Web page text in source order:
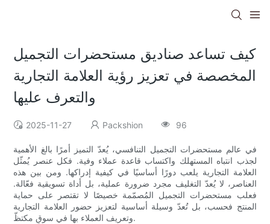
كيف تساعد صناديق مستحضرات التجميل
المخصصة في تعزيز رؤية العلامة التجارية
والتعرف عليها
2025-11-27 Packshion 96
في عالم مستحضرات التجميل التنافسي، يُعدّ التميز أمرًا بالغ الأهمية
لجذب انتباه المستهلك واكتساب قاعدة عملاء وفية. فكل عنصر يُمثّل
العلامة التجارية يلعب دورًا أساسيًا في كيفية إدراكها. ومن بين هذه
العناصر، لا يُعدّ التغليف مجرد ضرورة عملية، بل أداة تسويقية فعّالة.
فعلب مستحضرات التجميل المُصمّمة خصيصًا لا تقتصر على حماية
المنتج فحسب، بل تُعدّ وسيلة أساسية لتعزيز حضور العلامة التجارية
وتعريف العملاء بها في سوقٍ مكتظّ.